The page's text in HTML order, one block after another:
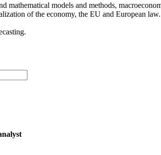
mathematical models and methods,
of the economy, the EU and European law.